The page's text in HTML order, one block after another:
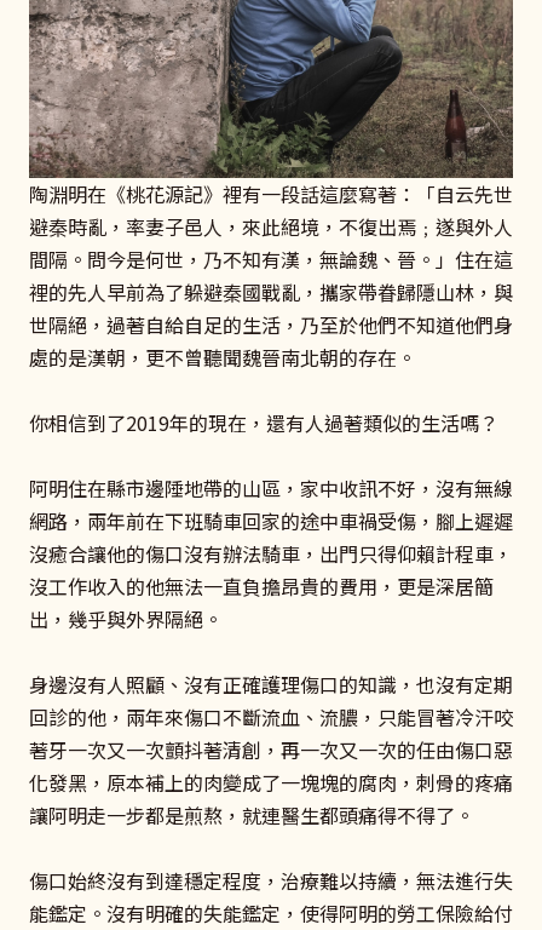
陶淵明在《桃花源記》裡有一段話這麼寫著：「自云先世
避秦時亂，率妻子邑人，來此絕境，不復出焉﹔遂與外人
間隔。問今是何世，乃不知有漢，無論魏、晉。」住在這
裡的先人早前為了躲避秦國戰亂，攜家帶眷歸隱山林，與
世隔絕，過著自給自足的生活，乃至於他們不知道他們身
處的是漢朝，更不曾聽聞魏晉南北朝的存在。
你相信到了2019年的現在，還有人過著類似的生活嗎？
阿明住在縣市邊陲地帶的山區，家中收訊不好，沒有無線
網路，兩年前在下班騎車回家的途中車禍受傷，腳上遲遲
沒癒合讓他的傷口沒有辦法騎車，出門只得仰賴計程車，
沒工作收入的他無法一直負擔昂貴的費用，更是深居簡
出，幾乎與外界隔絕。
身邊沒有人照顧、沒有正確護理傷口的知識，也沒有定期
回診的他，兩年來傷口不斷流血、流膿，只能冒著冷汗咬
著牙一次又一次顫抖著清創，再一次又一次的任由傷口惡
化發黑，原本補上的肉變成了一塊塊的腐肉，刺骨的疼痛
讓阿明走一步都是煎熬，就連醫生都頭痛得不得了。
傷口始終沒有到達穩定程度，治療難以持續，無法進行失
能鑑定。沒有明確的失能鑑定，使得阿明的勞工保險給付